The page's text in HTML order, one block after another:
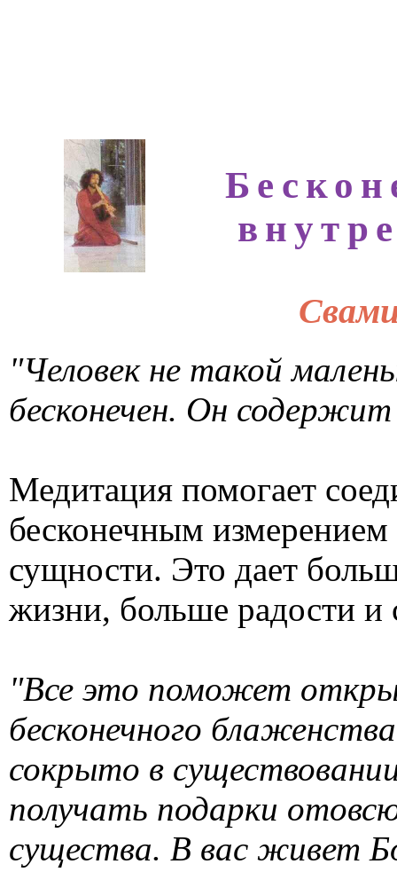
Свами Дева
"Человек не такой
Медитация помогает
бесконечным
сущности. Это дает
"Все это поможет
бесконечного
сокрыто в
получать подарки